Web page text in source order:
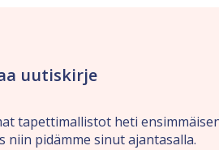
uutiskirje
tapettimallistot heti
niin pidämme sinut ajantasalla.